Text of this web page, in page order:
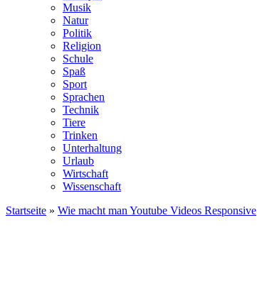
Musik
Natur
Politik
Religion
Schule
Spaß
Sport
Sprachen
Technik
Tiere
Trinken
Unterhaltung
Urlaub
Wirtschaft
Wissenschaft
Startseite » Wie macht man Youtube Videos Responsive